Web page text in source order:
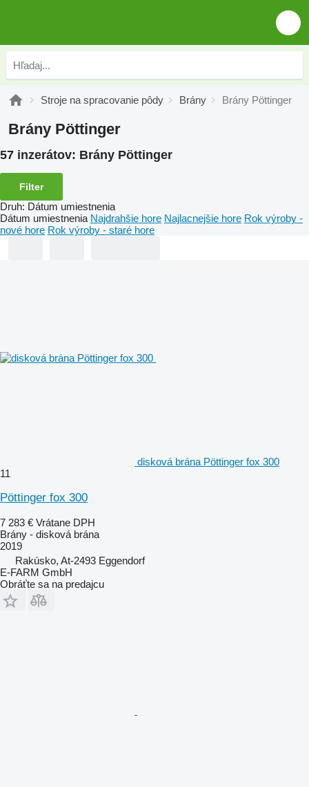
Stroje na spracovanie pôdy Brány Brány Pöttinger
Brány Pöttinger
57 inzerátov: Brány Pöttinger
Filter
Druh: Dátum umiestnenia
Dátum umiestnenia Najdrahšie hore Najlacnejšie hore Rok výroby -
nové hore Rok výroby - staré hore
disková brána Pöttinger fox 300
11
Pöttinger fox 300
7 283 € Vrátane DPH
Brány - disková brána
2019
Rakúsko, At-2493 Eggendorf
E-FARM GmbH
Obráťte sa na predajcu